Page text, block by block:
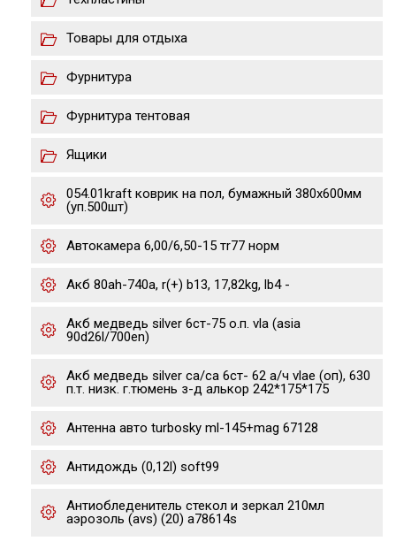
Товары для отдыха
Фурнитура
Фурнитура тентовая
Ящики
054.01kraft коврик на пол, бумажный 380х600мм
(уп.500шт)
Автокамера 6,00/6,50-15 тr77 норм
Акб 80ah-740a, r(+) b13, 17,82kg, lb4 -
Акб медведь silver 6ст-75 о.п. vla (asia
90d26l/700en)
Акб медведь silver ca/ca 6ст- 62 а/ч vlae (оп), 630
п.т. низк. г.тюмень з-д алькор 242*175*175
Антенна авто turbosky ml-145+mag 67128
Антидождь (0,12l) soft99
Антиобледенитель стекол и зеркал 210мл
аэрозоль (avs) (20) a78614s